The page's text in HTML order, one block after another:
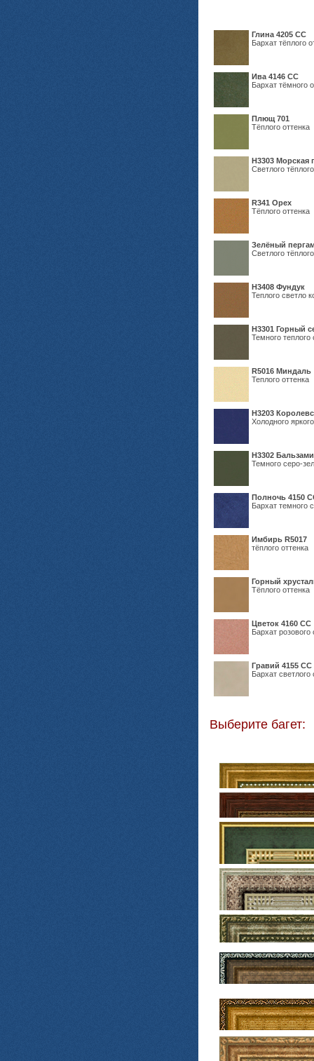
Глина 4205 СС
Бархат тёплого
Ива 4146 СС
Бархат тёмного
Плющ 701
Тёплого оттенка
H3303 Морская
Светлого
R341 Орех
Тёплого оттенка
Зелёный
Светлого
Н3408 Фундук
Теплого светло
Н3301 Горный
Темного теплого
R5016 Миндаль
Теплого оттенка
Н3203
Холодного
Н3302
Темного серо-
Полночь 4150
Бархат темного
Имбирь R5017
тёплого оттенка
Горный
Тёплого оттенка
Цветок 4160 СС
Бархат розового
Гравий 4155 СС
Бархат светлого
Выберите багет: